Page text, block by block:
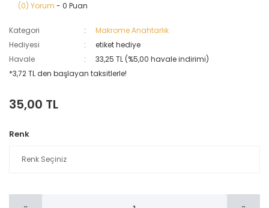
(0) Yorum - 0 Puan
Kategori
Makrome Anahtarlık
Hediyesi
etiket hediye
Havale
33,25 TL (%5,00 havale indirimi)
*3,72 TL den başlayan taksitlerle!
35,00 TL
Renk